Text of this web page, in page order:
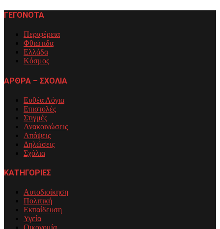
ΓΕΓΟΝΟΤΑ
Περιφέρεια
Φθιώτιδα
Ελλάδα
Κόσμος
ΑΡΘΡΑ – ΣΧΟΛΙΑ
Ευθέα Λόγια
Επιστολές
Στιγμές
Ανακοινώσεις
Απόψεις
Δηλώσεις
Σχόλια
ΚΑΤΗΓΟΡΙΕΣ
Αυτοδιοίκηση
Πολιτική
Εκπαίδευση
Υγεία